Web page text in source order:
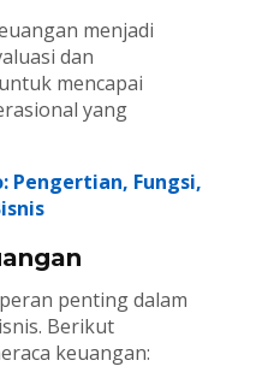
menjadi
dan
mencapai
yang
Pengertian, Fungsi,
penting dalam
Berikut
keuangan: